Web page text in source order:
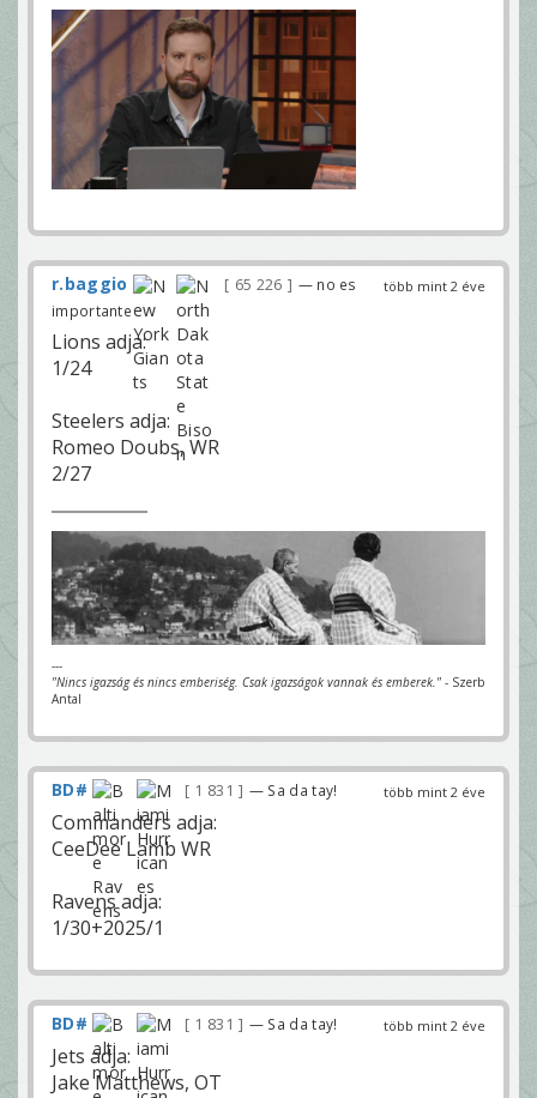
több mint 2 éve
r.baggio 65 226
— no es
importante
Lions adja:
1/24
Steelers adja:
Romeo Doubs, WR
2/27
---
"Nincs igazság és nincs emberiség. Csak igazságok vannak és emberek." - Szerb
Antal
több mint 2 éve
BD# 1 831 — Sa da tay!
Commanders adja:
CeeDee Lamb WR
Ravens adja:
1/30+2025/1
több mint 2 éve
BD# 1 831 — Sa da tay!
Jets adja:
Jake Matthews, OT